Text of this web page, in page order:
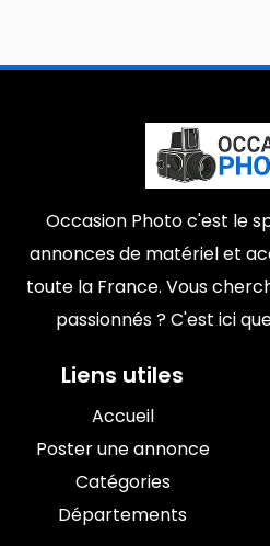
Occasion Photo c'est le
annonces de matériel et
toute la France. Vous
passionnés ? C'est ici
Liens utiles
Accueil
Poster une annonce
Catégories
Départements